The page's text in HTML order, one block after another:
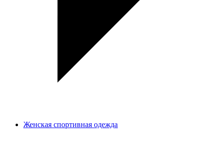
Женская спортивная одежда